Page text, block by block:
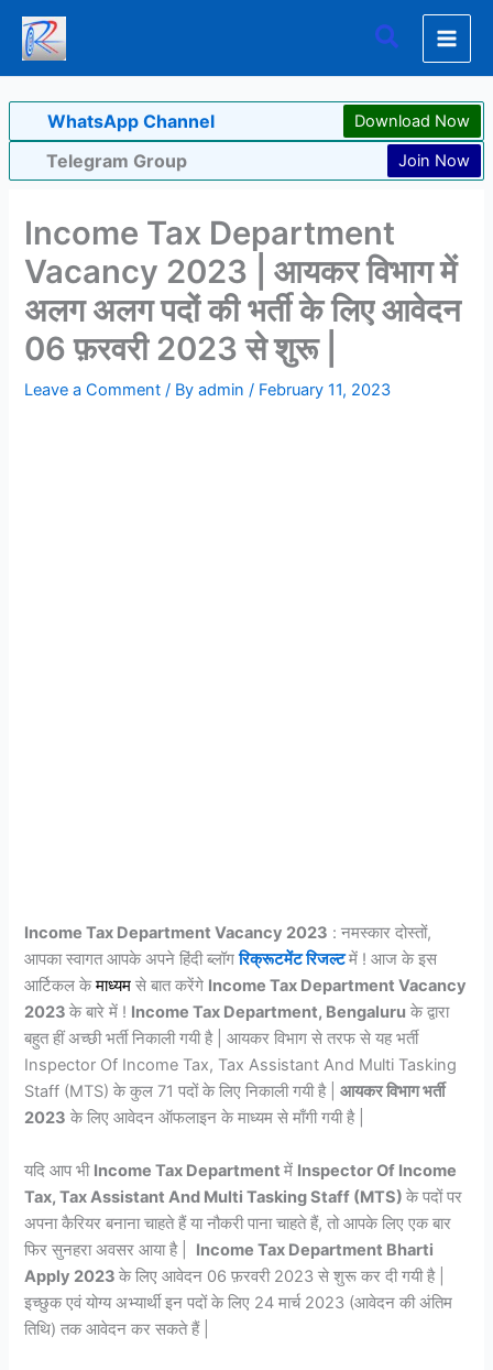
Skip
content
Search
WhatsApp Channel Download Now
Telegram Group Join Now
Income Tax Department
Vacancy 2023 | आयकर विभाग में
अलग अलग पदों की भर्ती के लिए आवेदन
06 फ़रवरी 2023 से शुरू |
Leave a Comment / Byadmin/ February 11, 2023
Income Tax Department Vacancy 2023 : नमस्कार दोस्तों,
आपका स्वागत आपके अपने हिंदी ब्लॉगरिक्रूटमेंट रिजल्टमें ! आज के इस
आर्टिकल केमाध्यमसे बात करेंगे Income Tax Department Vacancy
2023 के बारे में ! Income Tax Department, Bengaluru के द्वारा
बहुत हीं अच्छी भर्ती निकाली गयी है | आयकर विभाग से तरफ से यह भर्ती
Inspector Of Income Tax, Tax Assistant And Multi Tasking
Staff (MTS) के कुल 71 पदों के लिए निकाली गयी है |आयकर विभाग भर्ती
2023 के लिए आवेदन ऑफलाइन के माध्यम से माँगी गयी है |
यदि आप भी Income Tax Departmentमें Inspector Of Income
Tax, Tax Assistant And Multi Tasking Staff (MTS)के पदों पर
अपना कैरियर बनाना चाहते हैं या नौकरी पाना चाहते हैं, तो आपके लिए एक बार
फिर सुनहरा अवसर आया है | Income Tax Department Bharti
Apply 2023के लिए आवेदन 06 फ़रवरी 2023 से शुरू कर दी गयी है |
इच्छुक एवं योग्य अभ्यार्थी इन पदों के लिए 24 मार्च 2023 (आवेदन की अंतिम
तिथि) तक आवेदन कर सकते हैं |